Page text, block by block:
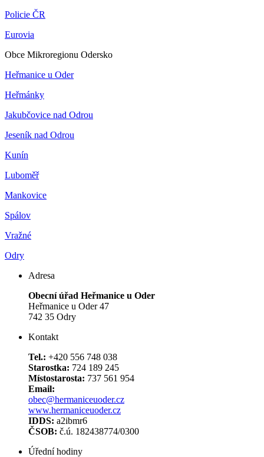
Policie ČR
Eurovia
Obce Mikroregionu Odersko
Heřmanice u Oder
Heřmánky
Jakubčovice nad Odrou
Jeseník nad Odrou
Kunín
Luboměř
Mankovice
Spálov
Vražné
Odry
Adresa
Obecní úřad Heřmanice u Oder
Heřmanice u Oder 47
742 35 Odry
Kontakt
Tel.: +420 556 748 038
Starostka: 724 189 245
Místostarosta: 737 561 954
Email:
obec@hermaniceuoder.cz
www.hermaniceuoder.cz
IDDS: a2ibmr6
ČSOB: č.ú. 182438774/0300
Úřední hodiny